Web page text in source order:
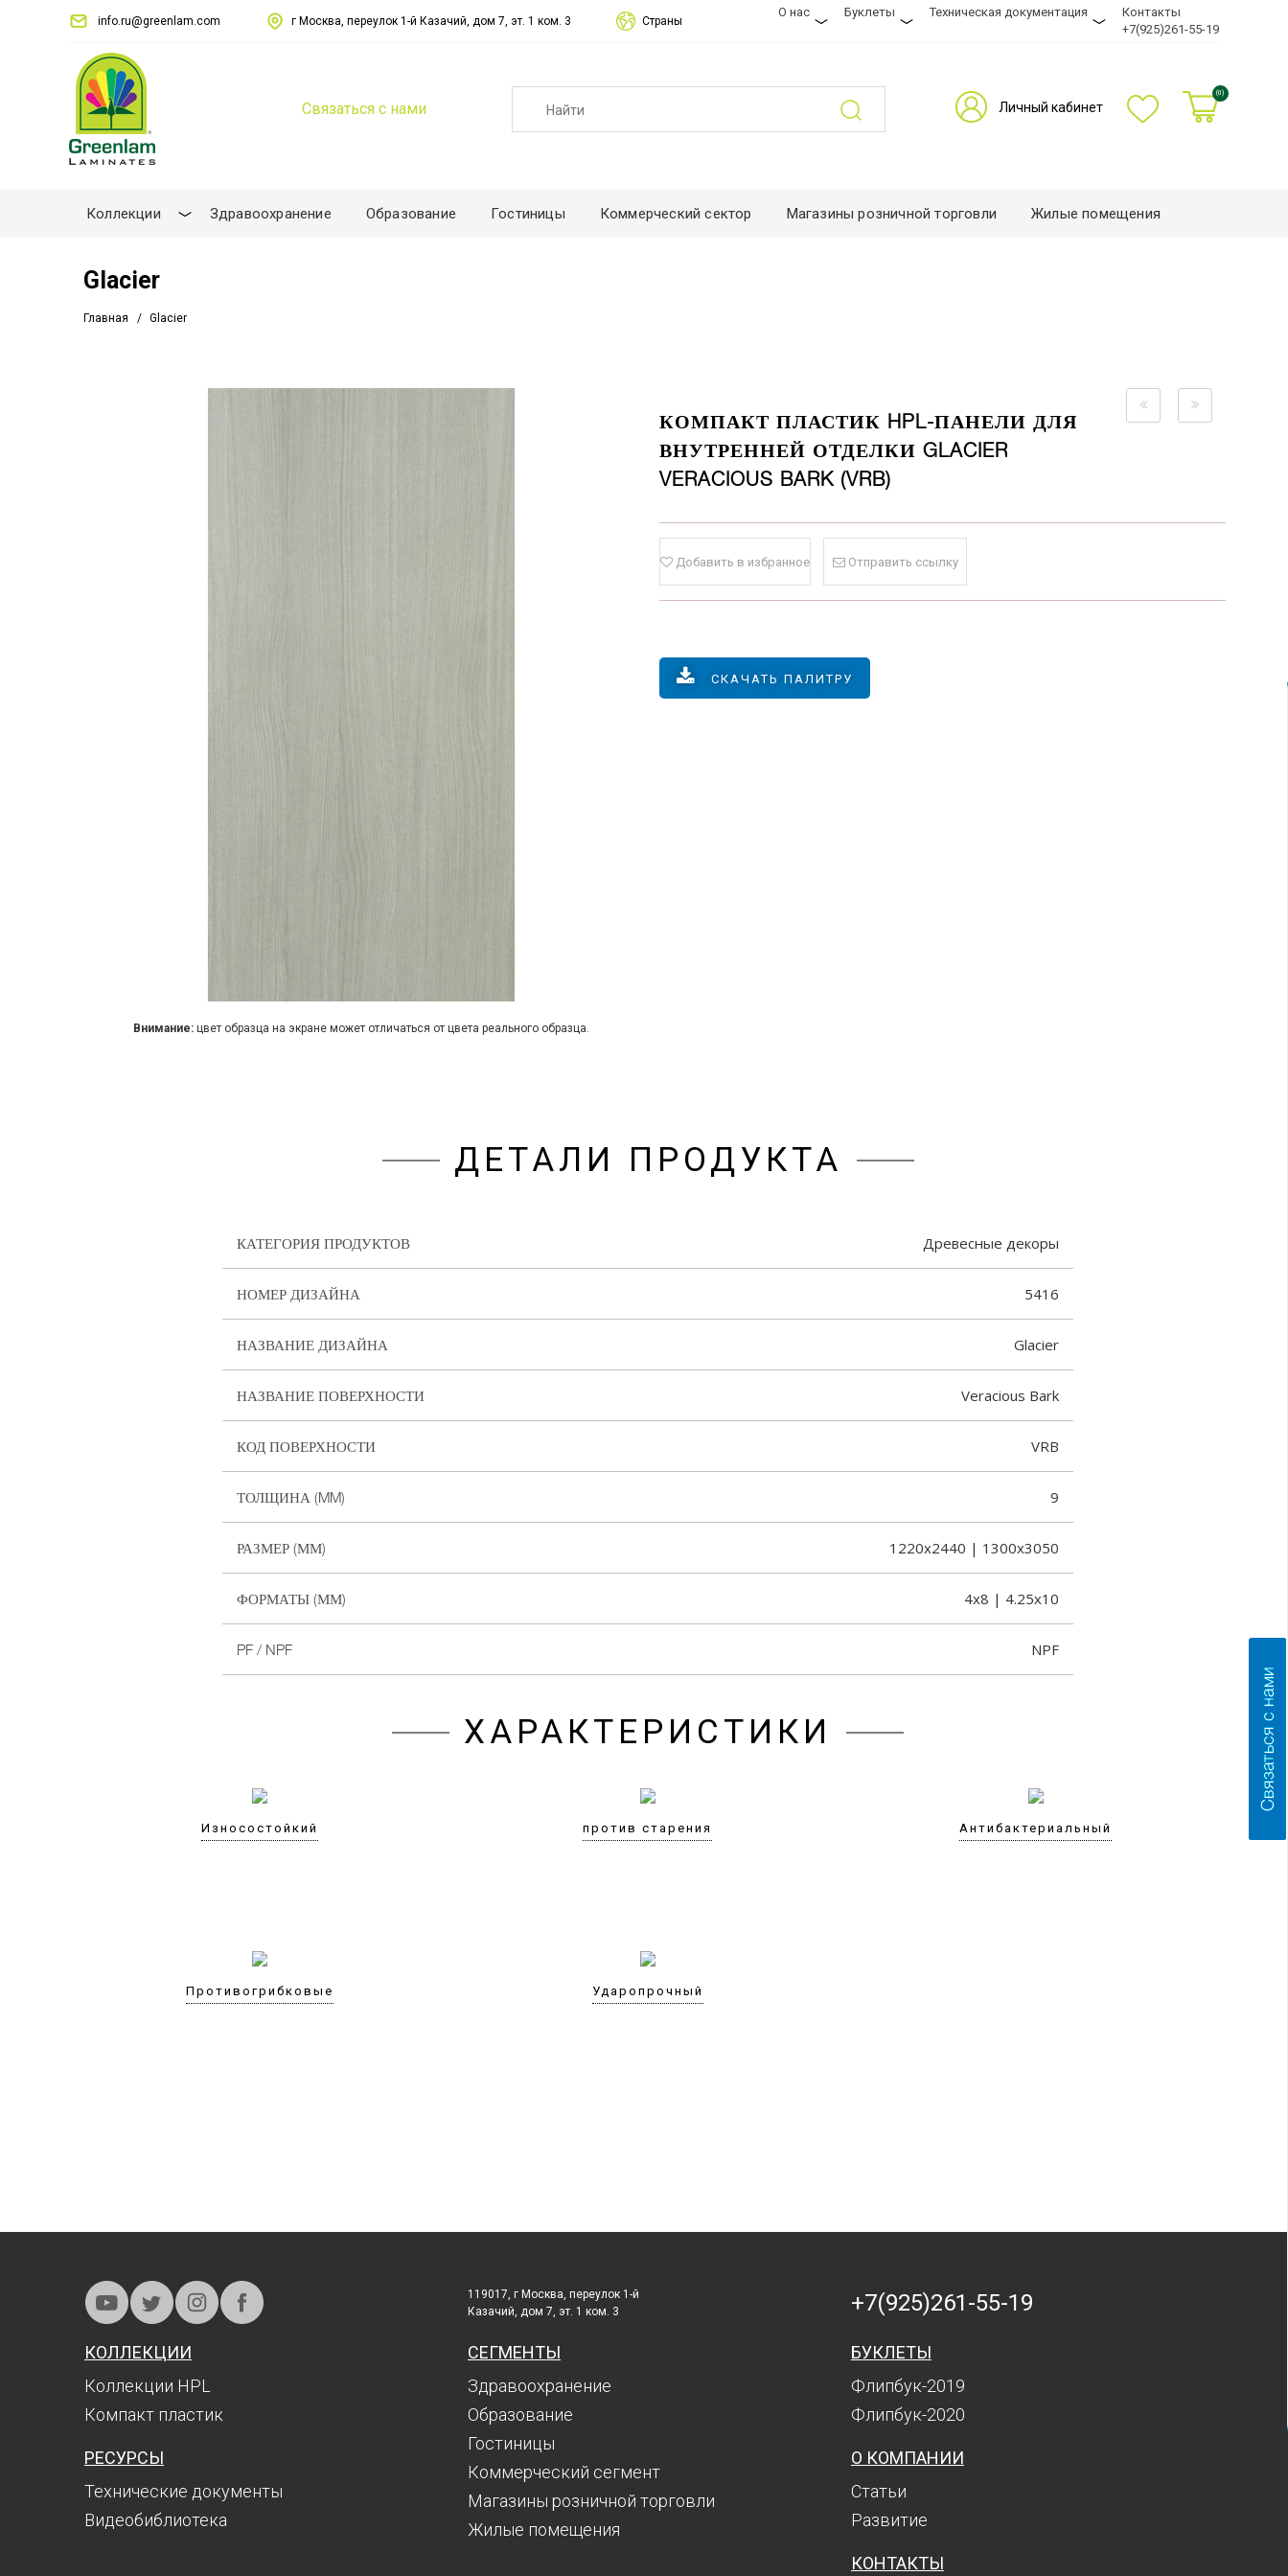
info.ru@greenlam.com г Москва, переулок 1-й Казачий, дом 7, эт. 1 ком. 3 Страны
О нас Буклеты Техническая документация
Контакты
+7(925)261-55-19
Связаться с нами Личный кабинет
(0)
Коллекции Здравоохранение Образование Гостиницы Коммерческий сектор Магазины розничной торговли Жилые помещения
Glacier
Главная Glacier
Внимание:цвет образца на экране может отличаться от цвета реального образца.
КОМПАКТ ПЛАСТИК HPL-ПАНЕЛИ ДЛЯ
ВНУТРЕННЕЙ ОТДЕЛКИ GLACIER
VERACIOUS BARK (VRB)
Добавить в избранное Отправить ссылку
СКАЧАТЬ ПАЛИТРУ
ДЕТАЛИ ПРОДУКТА
КАТЕГОРИЯ ПРОДУКТОВ Древесные декоры
НОМЕР ДИЗАЙНА 5416
НАЗВАНИЕ ДИЗАЙНА Glacier
НАЗВАНИЕ ПОВЕРХНОСТИ Veracious Bark
КОД ПОВЕРХНОСТИ VRB
ТОЛЩИНА (MM) 9
РАЗМЕР (ММ) 1220x2440 | 1300x3050
ФОРМАТЫ (ММ) 4x8 | 4.25x10
PF / NPF NPF
ХАРАКТЕРИСТИКИ
Износостойкий против старения Антибактериальный
Противогрибковые Ударопрочный
КОЛЛЕКЦИИ
Коллекции HPL
Компакт пластик
РЕСУРСЫ
Технические документы
Видеобиблиотека
119017, г Москва, переулок 1-й
Казачий, дом 7, эт. 1 ком. 3
СЕГМЕНТЫ
Здравоохранение
Образование
Гостиницы
Коммерческий сегмент
Магазины розничной торговли
Жилые помещения
+7(925)261-55-19
БУКЛЕТЫ
Флипбук-2019
Флипбук-2020
О КОМПАНИИ
Статьи
Развитие
КОНТАКТЫ